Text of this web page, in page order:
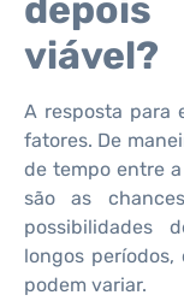
viável?
A resposta para
fatores. De
de tempo entre
são as
possibilidades
longos períodos,
podem variar.